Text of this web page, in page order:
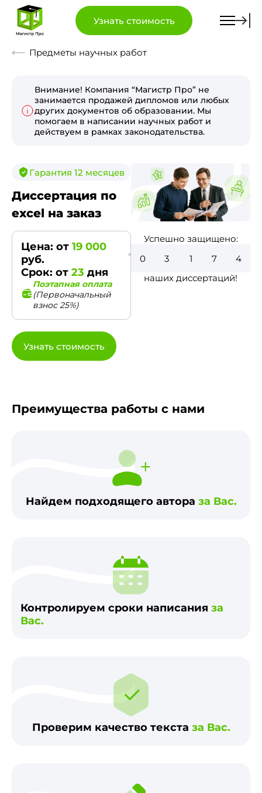
Узнать стоимость
Предметы научных работ
Внимание! Компания “Магистр Про” не
занимается продажей дипломов или любых
других документов об образовании. Мы
помогаем в написании научных работ и
действуем в рамках законодательства.
Гарантия 12 месяцев
Диссертация по
excel на заказ
Цена: от 19 000
руб.
Срок: от 23 дня
Поэтапная оплата
(Первоначальный
взнос 25%)
Узнать стоимость
Успешно защищено:
2
9
5
3
0
наших диссертаций!
Преимущества работы с нами
Найдем подходящего автора за Вас.
Контролируем сроки написания за
Вас.
Проверим качество текста за Вас.